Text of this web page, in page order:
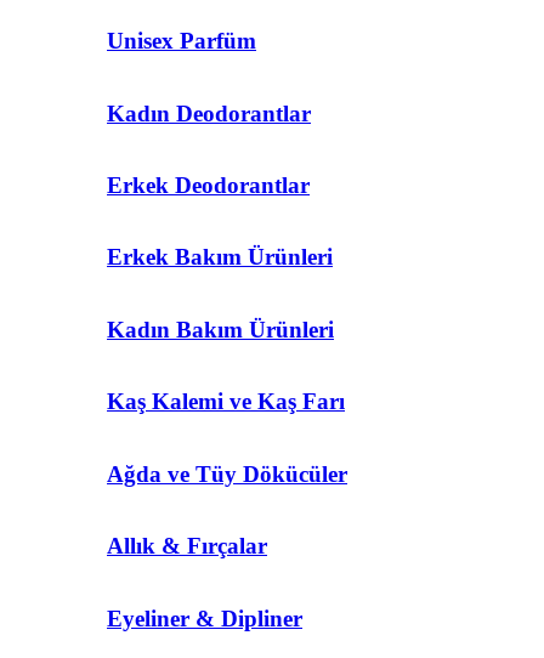
Unisex Parfüm
Kadın Deodorantlar
Erkek Deodorantlar
Erkek Bakım Ürünleri
Kadın Bakım Ürünleri
Kaş Kalemi ve Kaş Farı
Ağda ve Tüy Dökücüler
Allık & Fırçalar
Eyeliner & Dipliner